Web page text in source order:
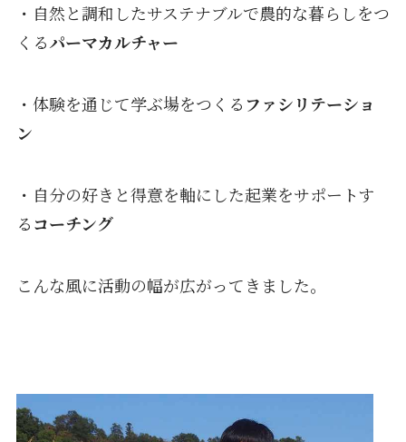
・自然と調和したサステナブルで農的な暮らしをつ
くるパーマカルチャー
・体験を通じて学ぶ場をつくる ファシリテーショ
ン
・自分の好きと得意を軸にした起業をサポートす
るコーチング
こんな風に活動の幅が広がってきました。